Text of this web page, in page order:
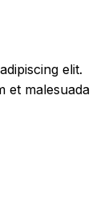
elit.
et malesuada